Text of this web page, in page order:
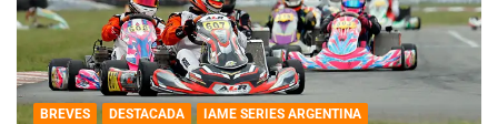
BREVES DESTACADA
IAME SERIES ARGENTINA